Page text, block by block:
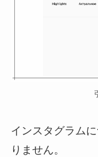
インスタグラム
りません。